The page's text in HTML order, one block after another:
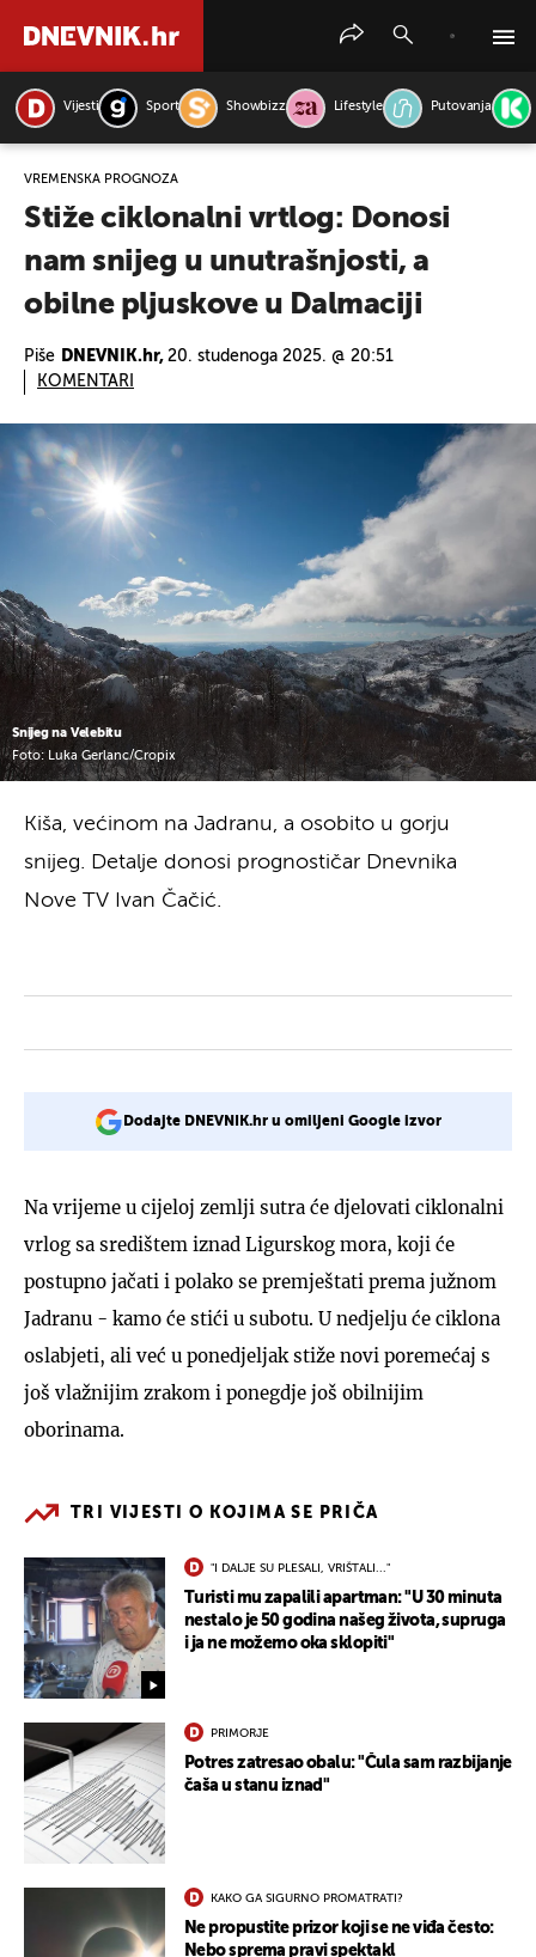
Vijesti Sport Showbizz Lifestyle Putovanja
VREMENSKA PROGNOZA
Stiže ciklonalni vrtlog: Donosi
nam snijeg u unutrašnjosti, a
obilne pljuskove u Dalmaciji
Piše DNEVNIK.hr, 20. studenoga 2025. @ 20:51
KOMENTARI
Snijeg na Velebitu
Foto: Luka Gerlanc/Cropix
Kiša, većinom na Jadranu, a osobito u gorju
snijeg. Detalje donosi prognostičar Dnevnika
Nove TV Ivan Čačić.
Dodajte DNEVNIK.hr u omiljeni Google izvor
Na vrijeme u cijeloj zemlji sutra će djelovati ciklonalni
vrlog sa središtem iznad Ligurskog mora, koji će
postupno jačati i polako se premještati prema južnom
Jadranu - kamo će stići u subotu. U nedjelju će ciklona
oslabjeti, ali već u ponedjeljak stiže novi poremećaj s
još vlažnijim zrakom i ponegdje još obilnijim
oborinama.
TRI VIJESTI O KOJIMA SE PRIČA
"I DALJE SU PLESALI, VRIŠTALI..."
Turisti mu zapalili apartman: "U 30 minuta
nestalo je 50 godina našeg života, supruga
i ja ne možemo oka sklopiti"
PRIMORJE
Potres zatresao obalu: "Čula sam razbijanje
čaša u stanu iznad"
KAKO GA SIGURNO PROMATRATI?
Ne propustite prizor koji se ne viđa često:
Nebo sprema pravi spektakl
PRETRAŽITE VIJESTI